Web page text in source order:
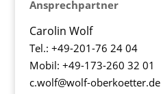
Ansprechpartner
Carolin Wolf
Tel.: +49-201-76 24 04
Mobil: +49-173-260 32 01
c.wolf@wolf-oberkoetter.de